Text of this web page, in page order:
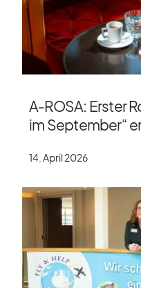
A‑ROSA: Erster
im September“
14. April 2026